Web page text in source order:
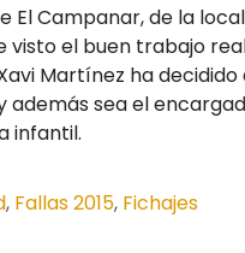
El Campanar, de la
visto el buen trabajo
Martínez ha
además sea el
infantil.
, Fallas 2015, Fichajes